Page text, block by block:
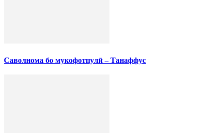
Саволнома бо мукофотпулӣ – Танаффус